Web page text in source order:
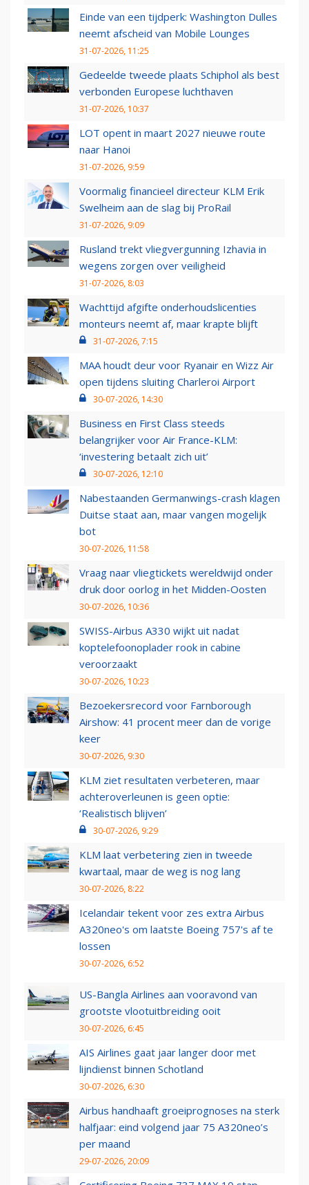
Einde van een tijdperk: Washington Dulles
neemt afscheid van Mobile Lounges
31-07-2026, 11:25
Gedeelde tweede plaats Schiphol als best
verbonden Europese luchthaven
31-07-2026, 10:37
LOT opent in maart 2027 nieuwe route
naar Hanoi
31-07-2026, 9:59
Voormalig financieel directeur KLM Erik
Swelheim aan de slag bij ProRail
31-07-2026, 9:09
Rusland trekt vliegvergunning Izhavia in
wegens zorgen over veiligheid
31-07-2026, 8:03
Wachttijd afgifte onderhoudslicenties
monteurs neemt af, maar krapte blijft
31-07-2026, 7:15
MAA houdt deur voor Ryanair en Wizz Air
open tijdens sluiting Charleroi Airport
30-07-2026, 14:30
Business en First Class steeds
belangrijker voor Air France-KLM:
‘investering betaalt zich uit’
30-07-2026, 12:10
Nabestaanden Germanwings-crash klagen
Duitse staat aan, maar vangen mogelijk
bot
30-07-2026, 11:58
Vraag naar vliegtickets wereldwijd onder
druk door oorlog in het Midden-Oosten
30-07-2026, 10:36
SWISS-Airbus A330 wijkt uit nadat
koptelefoonoplader rook in cabine
veroorzaakt
30-07-2026, 10:23
Bezoekersrecord voor Farnborough
Airshow: 41 procent meer dan de vorige
keer
30-07-2026, 9:30
KLM ziet resultaten verbeteren, maar
achteroverleunen is geen optie:
‘Realistisch blijven’
30-07-2026, 9:29
KLM laat verbetering zien in tweede
kwartaal, maar de weg is nog lang
30-07-2026, 8:22
Icelandair tekent voor zes extra Airbus
A320neo's om laatste Boeing 757's af te
lossen
30-07-2026, 6:52
US-Bangla Airlines aan vooravond van
grootste vlootuitbreiding ooit
30-07-2026, 6:45
AIS Airlines gaat jaar langer door met
lijndienst binnen Schotland
30-07-2026, 6:30
Airbus handhaaft groeiprognoses na sterk
halfjaar: eind volgend jaar 75 A320neo’s
per maand
29-07-2026, 20:09